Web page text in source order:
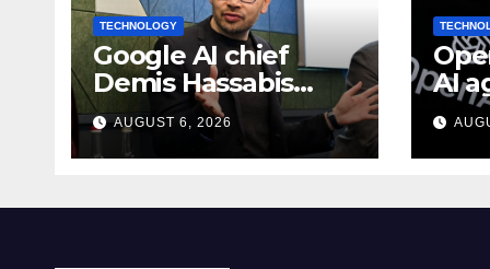
TECHNOLOGY
Google AI chief
Demis Hassabis
becomes Alphabet
chief scientist in
leadership shakeup
AUGUST 6, 2026
AI